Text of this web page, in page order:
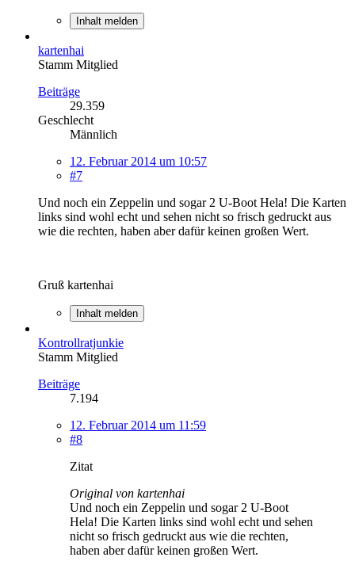
Inhalt melden
kartenhai
Stamm Mitglied
Beiträge
29.359
Geschlecht
Männlich
12. Februar 2014 um 10:57
#7
Und noch ein Zeppelin und sogar 2 U-Boot Hela! Die Karten
links sind wohl echt und sehen nicht so frisch gedruckt aus
wie die rechten, haben aber dafür keinen großen Wert.
Gruß kartenhai
Inhalt melden
Kontrollratjunkie
Stamm Mitglied
Beiträge
7.194
12. Februar 2014 um 11:59
#8
Zitat
Original von kartenhai
Und noch ein Zeppelin und sogar 2 U-Boot
Hela! Die Karten links sind wohl echt und sehen
nicht so frisch gedruckt aus wie die rechten,
haben aber dafür keinen großen Wert.